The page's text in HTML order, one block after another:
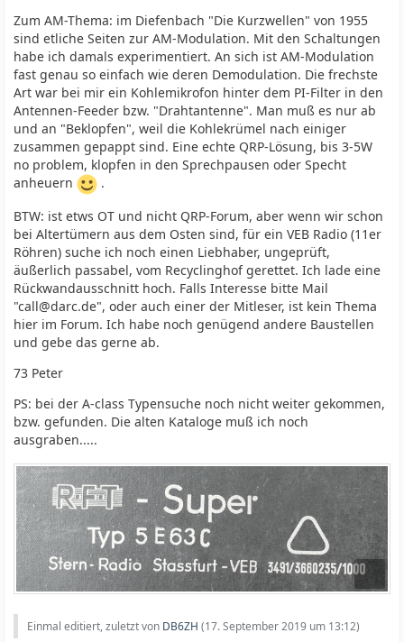
Zum AM-Thema: im Diefenbach "Die Kurzwellen" von 1955
sind etliche Seiten zur AM-Modulation. Mit den Schaltungen
habe ich damals experimentiert. An sich ist AM-Modulation
fast genau so einfach wie deren Demodulation. Die frechste
Art war bei mir ein Kohlemikrofon hinter dem PI-Filter in den
Antennen-Feeder bzw. "Drahtantenne". Man muß es nur ab
und an "Beklopfen", weil die Kohlekrümel nach einiger
zusammen gepappt sind. Eine echte QRP-Lösung, bis 3-5W
no problem, klopfen in den Sprechpausen oder Specht
anheuern
.
BTW: ist etws OT und nicht QRP-Forum, aber wenn wir schon
bei Altertümern aus dem Osten sind, für ein VEB Radio (11er
Röhren) suche ich noch einen Liebhaber, ungeprüft,
äußerlich passabel, vom Recyclinghof gerettet. Ich lade eine
Rückwandausschnitt hoch. Falls Interesse bitte Mail
"call@darc.de", oder auch einer der Mitleser, ist kein Thema
hier im Forum. Ich habe noch genügend andere Baustellen
und gebe das gerne ab.
73 Peter
PS: bei der A-class Typensuche noch nicht weiter gekommen,
bzw. gefunden. Die alten Kataloge muß ich noch
ausgraben.....
Einmal editiert, zuletzt von DB6ZH (17. September 2019 um 13:12)